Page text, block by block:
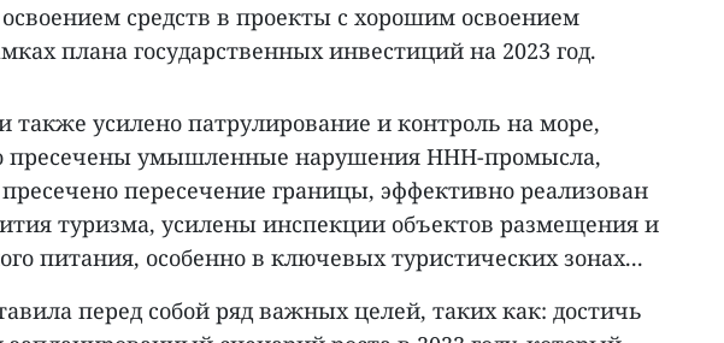
средств в проекты с хорошим освоением
плана государственных инвестиций на 2023 год.
также усилено патрулирование и контроль на море,
пресечены умышленные нарушения ННН-промысла,
пересечение границы, эффективно реализован
туризма, усилены инспекции объектов размещения и
питания, особенно в ключевых туристических зонах...
перед собой ряд важных целей, таких как: достичь